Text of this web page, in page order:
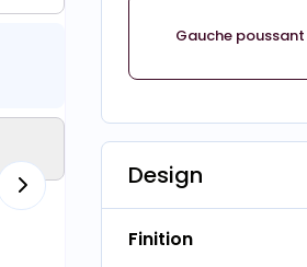
Gauche poussant
Design
Finition